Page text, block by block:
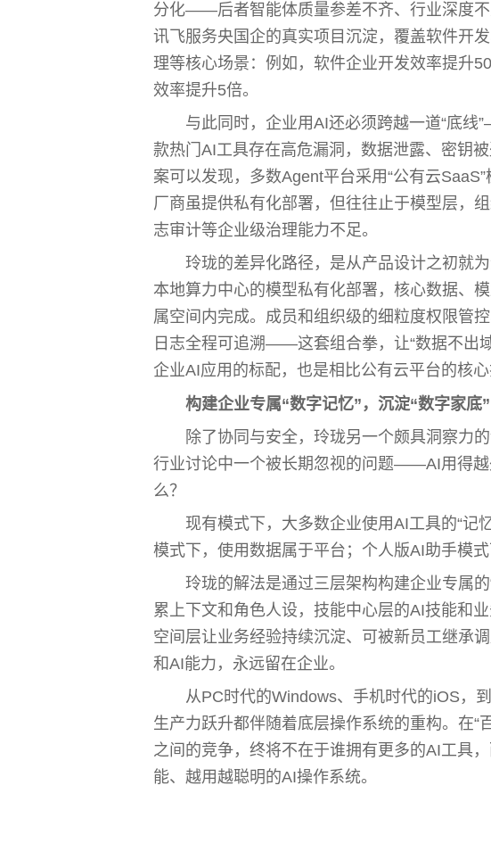
分化——后者智能体质量参差不齐、行业深度
讯飞服务央国企的真实项目沉淀，覆盖软件开
理等核心场景：例如，软件企业开发效率提升
效率提升5倍。
与此同时，企业用AI还必须跨越一道“底
款热门AI工具存在高危漏洞，数据泄露、密钥
案可以发现，多数Agent平台采用“公有云
厂商虽提供私有化部署，但往往止于模型层，
志审计等企业级治理能力不足。
玲珑的差异化路径，是从产品设计之初就
本地算力中心的模型私有化部署，核心数据、
属空间内完成。成员和组织级的细粒度权限管
日志全程可追溯——这套组合拳，让“数据不出
企业AI应用的标配，也是相比公有云平台的核心
构建企业专属“数字记忆”，沉淀“数字家底”
除了协同与安全，玲珑另一个颇具洞察力
行业讨论中一个被长期忽视的问题——AI用得
么？
现有模式下，大多数企业使用AI工具的“记
模式下，使用数据属于平台；个人版AI助手模式
玲珑的解法是通过三层架构构建企业专属
累上下文和角色人设，技能中心层的AI技能和
空间层让业务经验持续沉淀、可被新员工继承
和AI能力，永远留在企业。
从PC时代的Windows、手机时代的iOS，
生产力跃升都伴随着底层操作系统的重构。在“
之间的竞争，终将不在于谁拥有更多的AI工具
能、越用越聪明的AI操作系统。